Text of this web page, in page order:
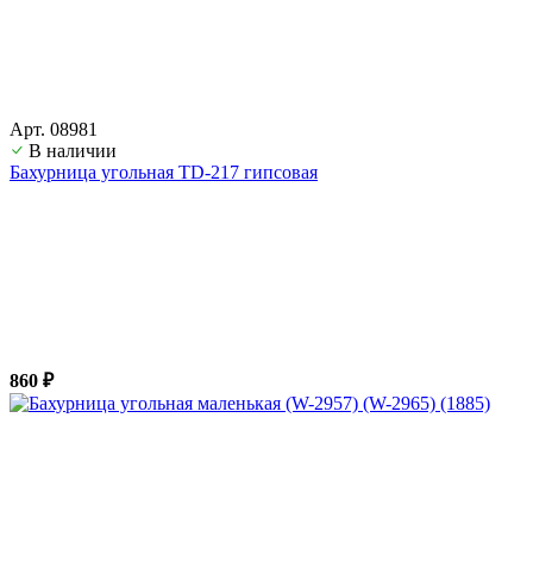
Арт. 08981
В наличии
Бахурница угольная TD-217 гипсовая
860 ₽